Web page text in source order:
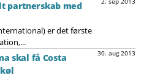
partnerskab med
er det første
30. aug 2013
skal få Costa